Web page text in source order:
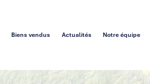
Biens vendus Actualités Notre équipe